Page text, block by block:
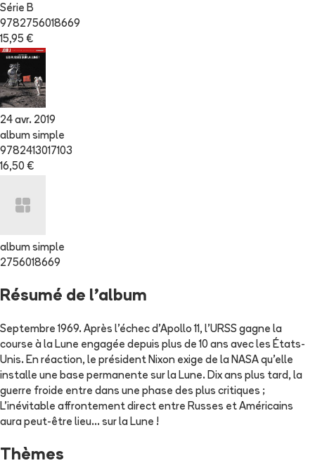
Série B
9782756018669
15,95 €
24 avr. 2019
album simple
9782413017103
16,50 €
album simple
2756018669
Résumé de l'album
Septembre 1969. Après l'échec d'Apollo 11, l'URSS gagne la
course à la Lune engagée depuis plus de 10 ans avec les États-
Unis. En réaction, le président Nixon exige de la NASA qu'elle
installe une base permanente sur la Lune. Dix ans plus tard, la
guerre froide entre dans une phase des plus critiques ;
L'inévitable affrontement direct entre Russes et Américains
aura peut-être lieu... sur la Lune !
Thèmes